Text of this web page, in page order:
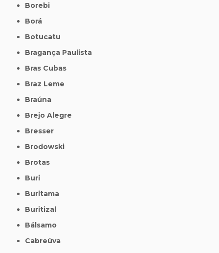
Borebi
Borá
Botucatu
Bragança Paulista
Bras Cubas
Braz Leme
Braúna
Brejo Alegre
Bresser
Brodowski
Brotas
Buri
Buritama
Buritizal
Bálsamo
Cabreúva